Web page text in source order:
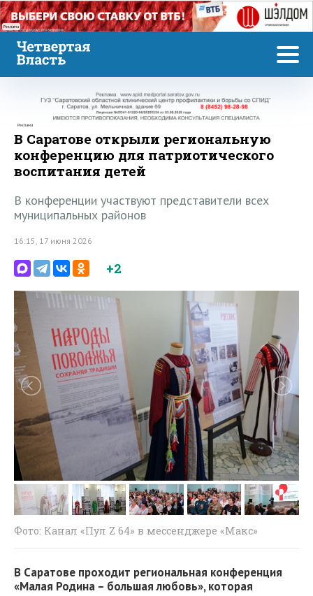
Реклама
Реклама
В Саратове открыли региональную
конференцию для патриотического
воспитания детей
В конференции участвуют представители всех
муниципальных районов
16:15, 17 июня 2026
+2
Фото: Канал «Пул Z 64» в мессенджере «Макс»
В Саратове проходит региональная конференция
«Малая Родина – большая любовь», которая